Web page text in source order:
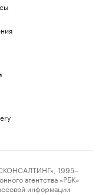
1995–
агентства «РБК»
информации